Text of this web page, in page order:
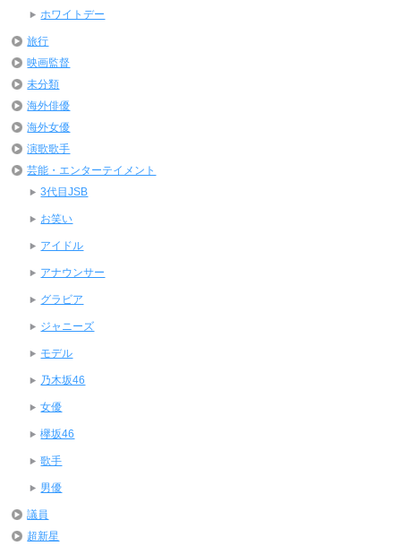
ホワイトデー
旅行
映画監督
未分類
海外俳優
海外女優
演歌歌手
芸能・エンターテイメント
3代目JSB
お笑い
アイドル
アナウンサー
グラビア
ジャニーズ
モデル
乃木坂46
女優
欅坂46
歌手
男優
議員
超新星